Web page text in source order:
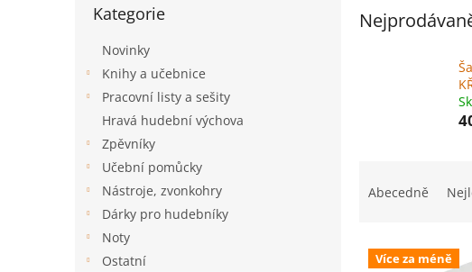
kategorie
Kategorie
Novinky
Knihy a učebnice
Pracovní listy a sešity
Hravá hudební výchova
Zpěvníky
Učební pomůcky
Nástroje, zvonkohry
Dárky pro hudebníky
Noty
Ostatní
n
Abecedně
V Více za méně